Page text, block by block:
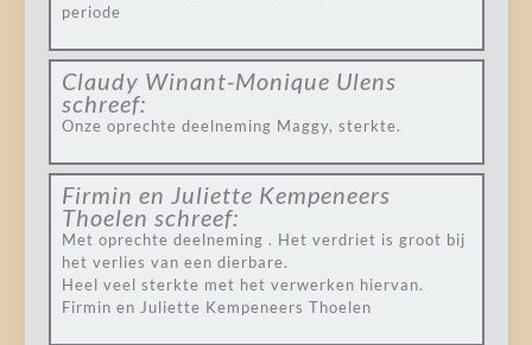
periode
Claudy Winant-Monique Ulens
schreef:
Onze oprechte deelneming Maggy, sterkte.
Firmin en Juliette Kempeneers
Thoelen schreef:
Met oprechte deelneming . Het verdriet is groot bij
het verlies van een dierbare.
Heel veel sterkte met het verwerken hiervan.
Firmin en Juliette Kempeneers Thoelen